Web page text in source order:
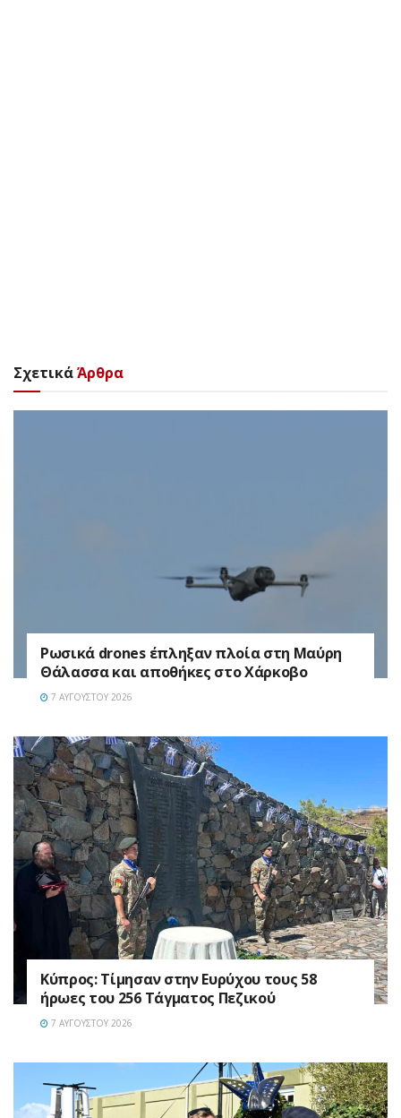
ΣχετικάΆρθρα
Ρωσικά drones έπληξαν πλοία στη Μαύρη
Θάλασσα και αποθήκες στο Χάρκοβο
7 ΑΥΓΟΎΣΤΟΥ 2026
Κύπρος: Τίμησαν στην Ευρύχου τους 58
ήρωες του 256 Τάγματος Πεζικού
7 ΑΥΓΟΎΣΤΟΥ 2026